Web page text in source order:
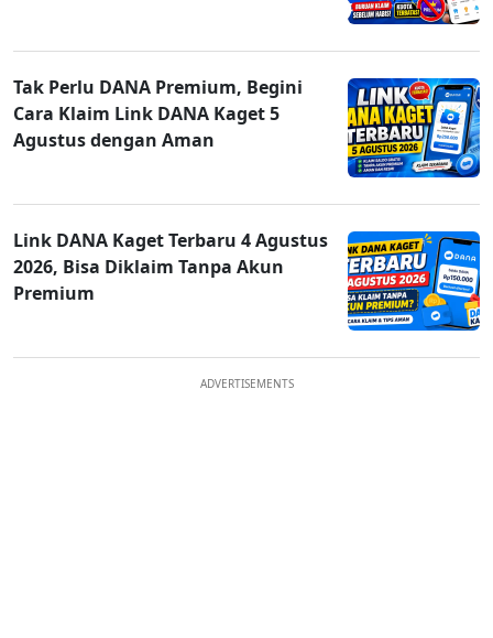
Tak Perlu DANA Premium, Begini
Cara Klaim Link DANA Kaget 5
Agustus dengan Aman
Link DANA Kaget Terbaru 4 Agustus
2026, Bisa Diklaim Tanpa Akun
Premium
ADVERTISEMENTS